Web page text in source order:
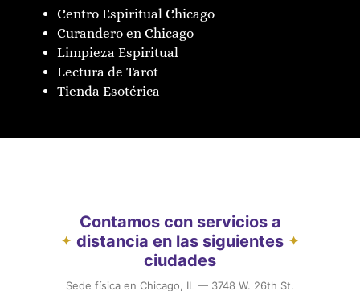
Centro Espiritual Chicago
Curandero en Chicago
Limpieza Espiritual
Lectura de Tarot
Tienda Esotérica
✦
Contamos con servicios a
distancia en las siguientes
ciudades
✦
Sede física en Chicago, IL — 3748 W. 26th St.